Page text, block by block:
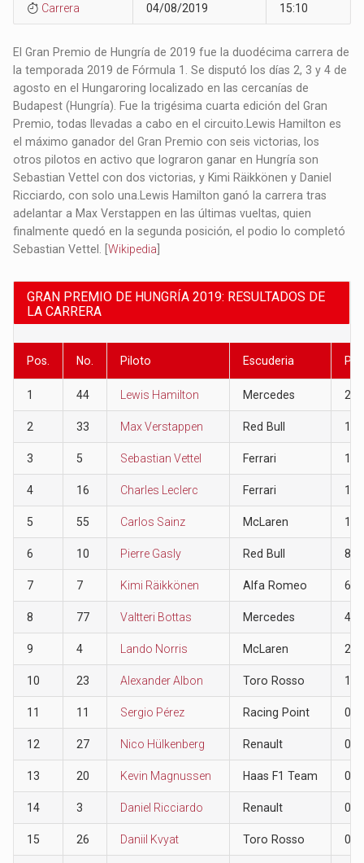
Carrera 04/08/2019 15:10
El Gran Premio de Hungría de 2019 fue la duodécima carrera de
la temporada 2019 de Fórmula 1. Se disputó los días 2, 3 y 4 de
agosto en el Hungaroring localizado en las cercanías de
Budapest (Hungría).​ Fue la trigésima cuarta edición del Gran
Premio,​ todas llevadas a cabo en el circuito.​ Lewis Hamilton es
el máximo ganador del Gran Premio con seis victorias, los
otros pilotos en activo que lograron ganar en Hungría son
Sebastian Vettel con dos victorias, y Kimi Räikkönen y Daniel
Ricciardo, con solo una.​ Lewis Hamilton ganó la carrera tras
adelantar a Max Verstappen en las últimas vueltas, quien
finalmente quedó en la segunda posición, el podio lo completó
Sebastian Vettel.​ [Wikipedia
GRAN PREMIO DE HUNGRÍA 2019: RESULTADOS DE
LA CARRERA
Pos. No. Piloto Escuderia
1 44 Lewis Hamilton Mercedes 25
2 33 Max Verstappen Red Bull 19
3 5 Sebastian Vettel Ferrari 15
4 16 Charles Leclerc Ferrari 12
5 55 Carlos Sainz McLaren 10
6 10 Pierre Gasly Red Bull 8
7 7 Kimi Räikkönen Alfa Romeo 6
8 77 Valtteri Bottas Mercedes 4
9 4 Lando Norris McLaren 2
10 23 Alexander Albon Toro Rosso 1
11 11 Sergio Pérez Racing Point 0
12 27 Nico Hülkenberg Renault 0
13 20 Kevin Magnussen Haas F1 Team 0
14 3 Daniel Ricciardo Renault 0
15 26 Daniil Kvyat Toro Rosso 0